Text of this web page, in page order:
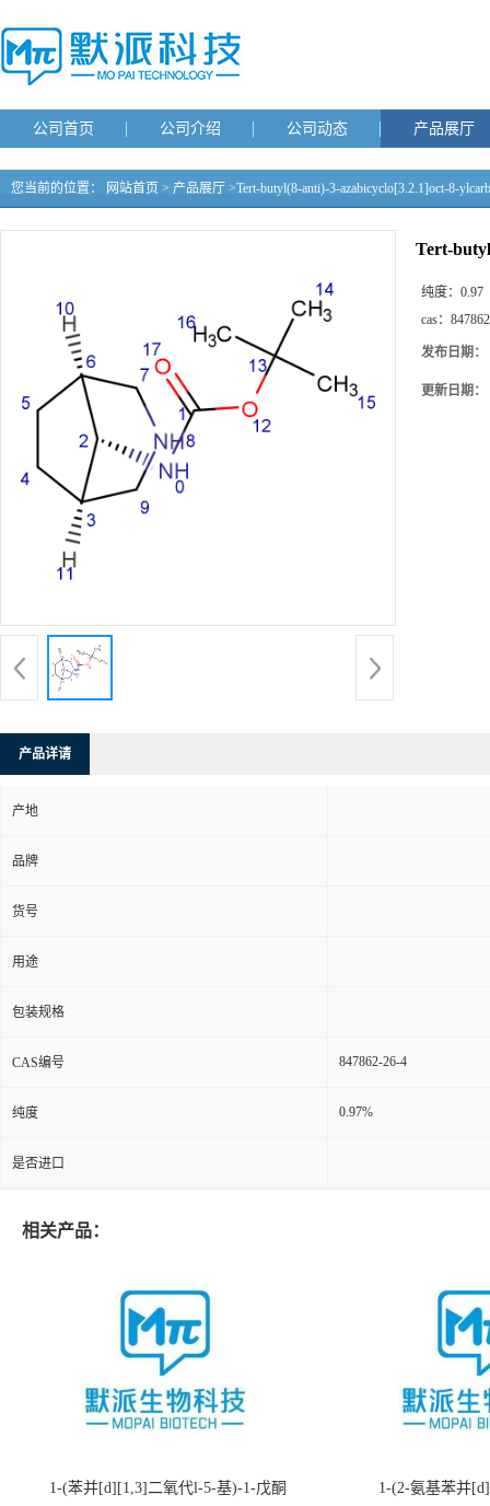
公司首页 公司介绍 公司动态 产品展厅
您当前的位置： 网站首页 > 产品展厅 >Tert-butyl(8-anti)-3-azabicyclo[3.2.1]oct-8-
Tert-
纯度： 0.97
cas：
发布日期：
更新日期：
产品详请
产地
品牌
货号
用途
包装规格
CAS编号 847862-26-4
纯度 0.97%
是否进口
相关产品：
1-(苯并[d][1,3]二氧代l-5-基)-1-戊酮 1-(2-氨基苯并